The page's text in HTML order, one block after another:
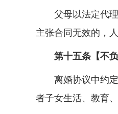
父母以法定代理
主张合同无效的，
第十五条【不负
离婚协议中约定
者子女生活、教育